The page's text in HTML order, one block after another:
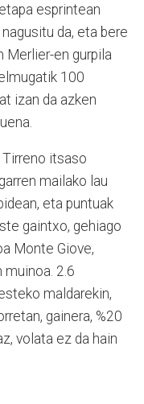
esprintean
da, eta bere
Merlier-en gurpila
100
izan da azken
Tirreno itsaso
mailako lau
eta puntuak
gaintxo, gehiago
Monte Giove,
2.6
maldarekin,
gainera, %20
volata ez da hain